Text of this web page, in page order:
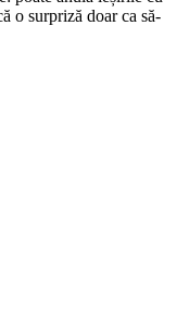
o surpriză doar ca să-